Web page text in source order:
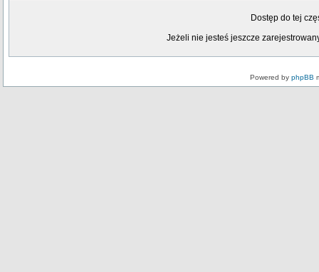
Dostęp do tej
Jeżeli nie jesteś jeszcze
Powered by phpBB